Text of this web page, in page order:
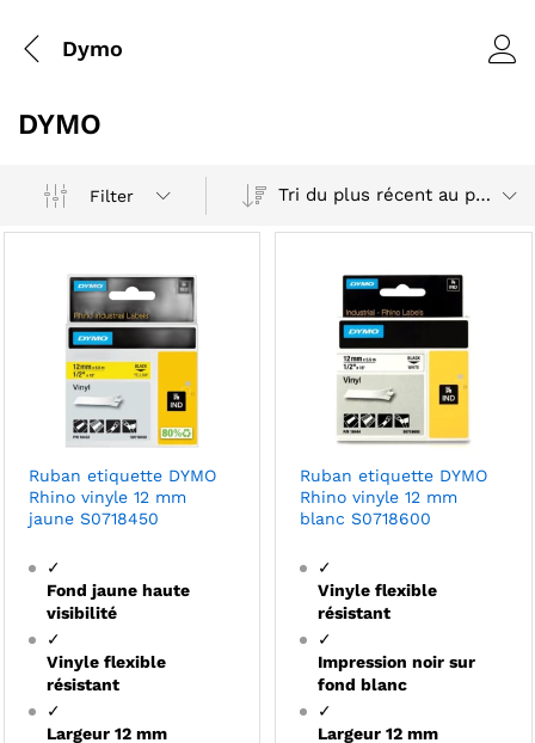
Dymo
DYMO
Filter Tri du plus récent au plus ancien
Ruban etiquette DYMO
Rhino vinyle 12 mm
jaune S0718450
✓
Fond jaune haute
visibilité
✓
Vinyle flexible
résistant
✓
Largeur 12 mm
Ruban etiquette DYMO
Rhino vinyle 12 mm
blanc S0718600
✓
Vinyle flexible
résistant
✓
Impression noir sur
fond blanc
✓
Largeur 12 mm